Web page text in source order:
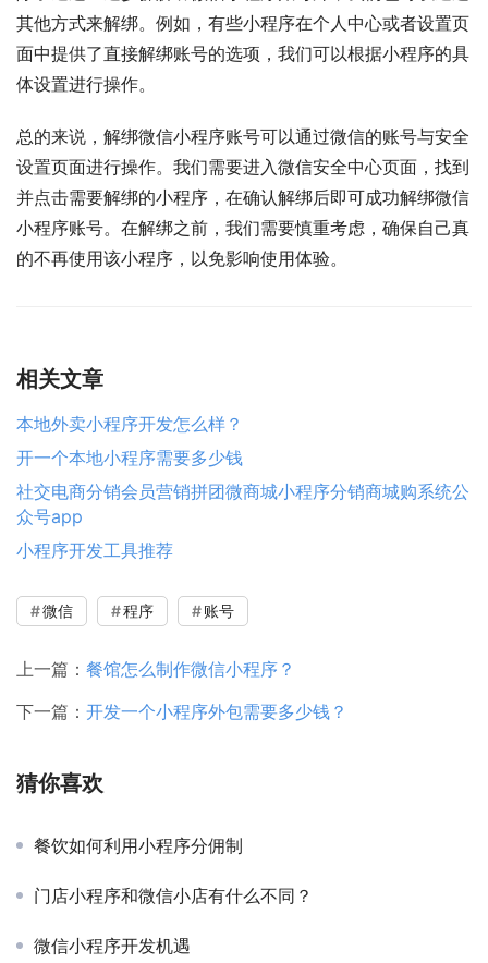
其他方式来解绑。例如，有些小程序在个人中心或者设置页
面中提供了直接解绑账号的选项，我们可以根据小程序的具
体设置进行操作。
总的来说，解绑微信小程序账号可以通过微信的账号与安全
设置页面进行操作。我们需要进入微信安全中心页面，找到
并点击需要解绑的小程序，在确认解绑后即可成功解绑微信
小程序账号。在解绑之前，我们需要慎重考虑，确保自己真
的不再使用该小程序，以免影响使用体验。
相关文章
本地外卖小程序开发怎么样？
开一个本地小程序需要多少钱
社交电商分销会员营销拼团微商城小程序分销商城购系统公
众号app
小程序开发工具推荐
微信 程序 账号
上一篇： 餐馆怎么制作微信小程序？
下一篇： 开发一个小程序外包需要多少钱？
猜你喜欢
餐饮如何利用小程序分佣制
门店小程序和微信小店有什么不同？
微信小程序开发机遇